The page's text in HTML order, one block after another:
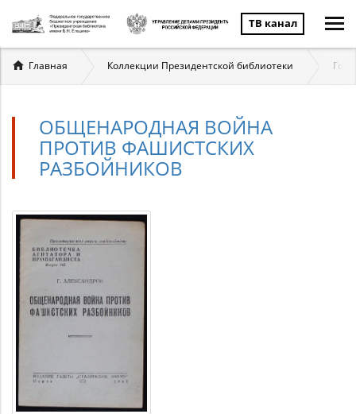
ТВ канал
Вы
здесь
Главная Коллекции Президентской библиотеки
ОБЩЕНАРОДНАЯ ВОЙНА
ПРОТИВ ФАШИСТСКИХ
РАЗБОЙНИКОВ